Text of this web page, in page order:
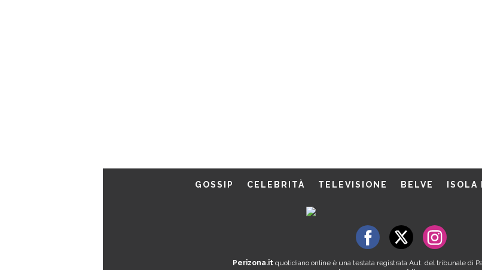
GOSSIP CELEBRITÀ TELEVISIONE BELVE ISOLA
Perizona.itquotidiano online è una testata registrata Aut. del tribunale di